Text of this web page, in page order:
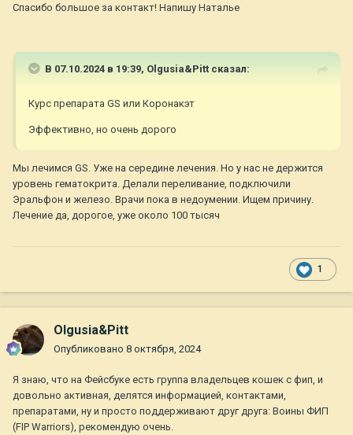
Спасибо большое за контакт! Напишу Наталье
В 07.10.2024 в 19:39, Olgusia&Pitt сказал:
Курс препарата GS или Коронакэт
Эффективно, но очень дорого
Мы лечимся GS. Уже на середине лечения. Но у нас не держится
уровень гематокрита. Делали переливание, подключили
Эральфон и железо. Врачи пока в недоумении. Ищем причину.
Лечение да, дорогое, уже около 100 тысяч
1
Olgusia&Pitt
Опубликовано 8 октября, 2024
Я знаю, что на Фейсбуке есть группа владельцев кошек с фип, и
довольно активная, делятся информацией, контактами,
препаратами, ну и просто поддерживают друг друга: Воины ФИП
(FIP Warriors), рекомендую очень.